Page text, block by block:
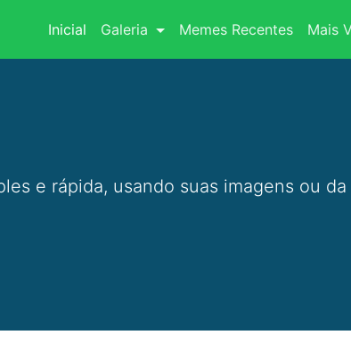
Inicial(current)
Galeria Memes Recentes Mais
e rápida, usando suas imagens ou